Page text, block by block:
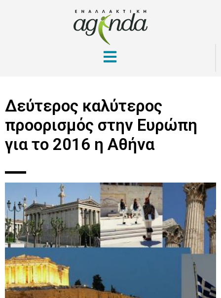
Δεύτερος καλύτερος
προορισμός στην Ευρώπη
για το 2016 η Αθήνα